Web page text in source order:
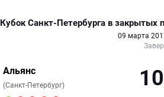
Кубок Санкт-Петербурга в
09 марта
Альянс
(Санкт-Петербург)